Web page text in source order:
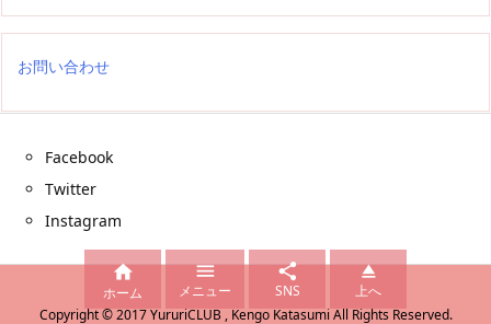
お問い合わせ
Facebook
Twitter
Instagram
Copyright ©2017YururiCLUB , Kengo KatasumiAll Rights Reserved.

ホーム

メニュー

SNS

上へ